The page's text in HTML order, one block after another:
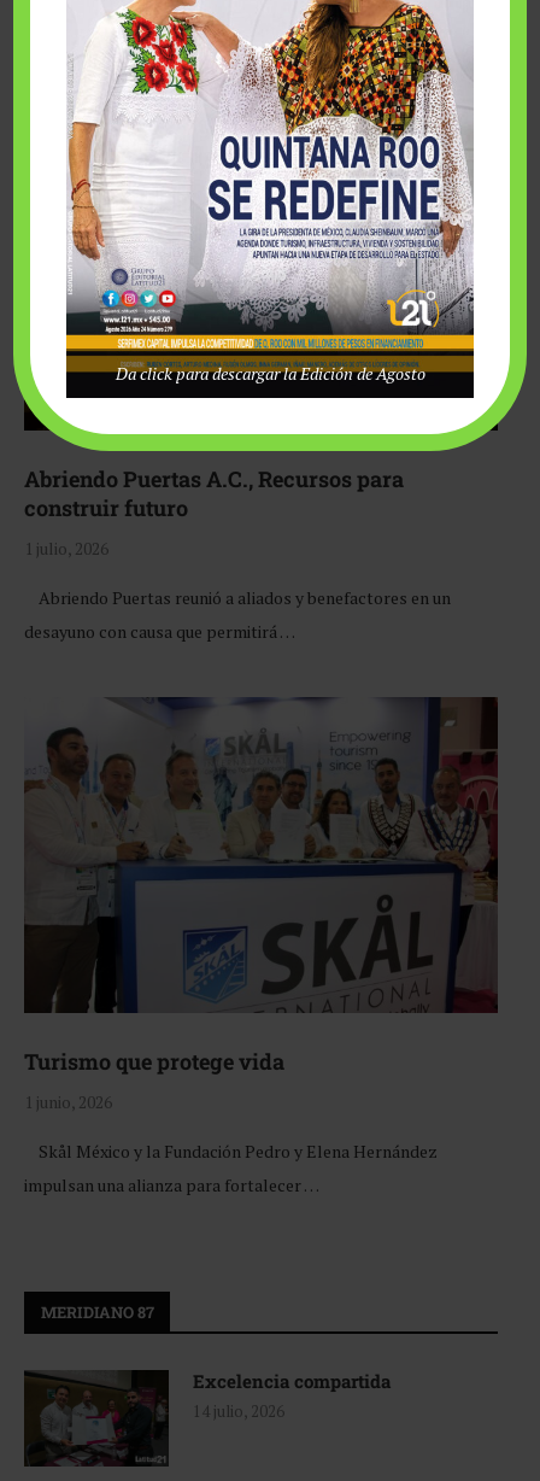
Fairmont Mayakoba y Make-A-Wish México unieron
esfuerzos para hacer realidad el deseo de una …
Abriendo Puertas A.C., Recursos para
construir futuro
1 julio, 2026
Abriendo Puertas reunió a aliados y benefactores en un
desayuno con causa que permitirá …
Turismo que protege vida
1 junio, 2026
Skål México y la Fundación Pedro y Elena Hernández
impulsan una alianza para fortalecer …
MERIDIANO 87
Excelencia compartida
14 julio, 2026
Da click para descargar la Edición de Agosto